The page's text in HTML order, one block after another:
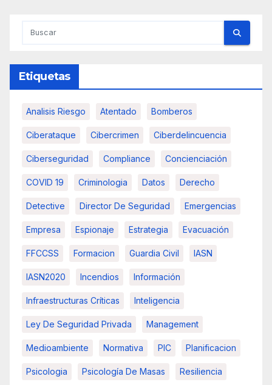
Etiquetas
Analisis Riesgo Atentado Bomberos
Ciberataque Cibercrimen Ciberdelincuencia
Ciberseguridad Compliance Concienciación
COVID 19 Criminologia Datos Derecho
Detective Director De Seguridad Emergencias
Empresa Espionaje Estrategia Evacuación
FFCCSS Formacion Guardia Civil IASN
IASN2020 Incendios Información
Infraestructuras Críticas Inteligencia
Ley De Seguridad Privada Management
Medioambiente Normativa PIC Planificacion
Psicologia Psicología De Masas Resiliencia